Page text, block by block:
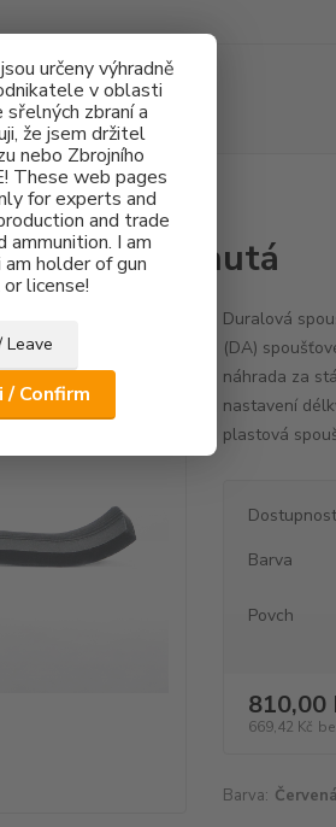
určeny výhradně
v oblasti
zbraní a
že jsem držitel
nebo Zbrojního
These web pages
for experts and
and trade
ammunition. I am
holder of gun
license!
Leave
/ Confirm
Hledat
– Zahnutá
SA – Zahnutá
Duralová
(DA)
náhrada za
nastavení
plastová
Dostupnost
Barva
Povch
810,00
669,42 Kč
Barva: Červená